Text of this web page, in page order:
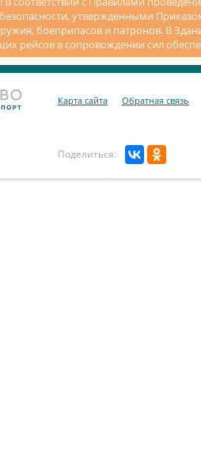
утвержденными
боеприпасов и патронов. В
рейсов в сопровождении сил
Карта сайта Обратная связь
Поделиться: